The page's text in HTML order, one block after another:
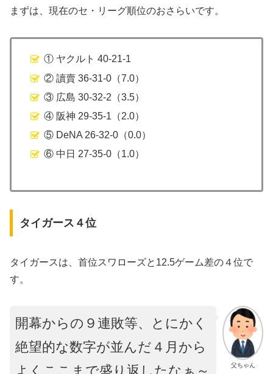
まずは、現在のセ・リーグ順位のおさらいです。
① ヤクルト 40-21-1
② 讀賣 36-31-0（7.0）
③ 広島 30-32-2（3.5）
④ 阪神 29-35-1（2.0）
⑤ DeNA 26-32-0（0.0）
⑥ 中日 27-35-0（1.0）
タイガース４位
タイガースは、首位スワローズと12.5ゲーム差の４位で
す。
父ちゃん
開幕からの９連敗等、とにかく
絶望的な数字が並んだ４月から
よくここまで盛り返したなぁ～